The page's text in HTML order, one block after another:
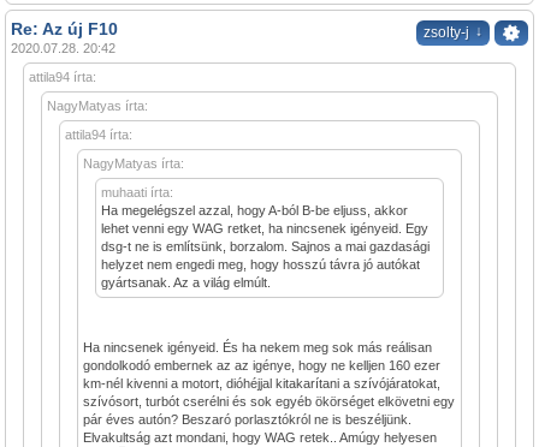
zsolty-j ↓
Re: Az új F10
2020.07.28. 20:42
attila94 írta:
NagyMatyas írta:
attila94 írta:
NagyMatyas írta:
muhaati írta:
Ha megelégszel azzal, hogy A-ból B-be eljuss, akkor
lehet venni egy WAG retket, ha nincsenek igényeid. Egy
dsg-t ne is említsünk, borzalom. Sajnos a mai gazdasági
helyzet nem engedi meg, hogy hosszú távra jó autókat
gyártsanak. Az a világ elmúlt.
Ha nincsenek igényeid. És ha nekem meg sok más reálisan
gondolkodó embernek az az igénye, hogy ne kelljen 160 ezer
km-nél kivenni a motort, dióhéjjal kitakarítani a szívójáratokat,
szívósort, turbót cserélni és sok egyéb ökörséget elkövetni egy
pár éves autón? Beszaró porlasztókról ne is beszéljünk.
Elvakultság azt mondani, hogy WAG retek.. Amúgy helyesen